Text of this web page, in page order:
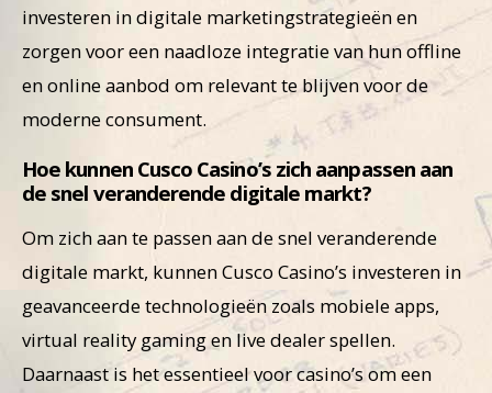
investeren in digitale marketingstrategieën en
zorgen voor een naadloze integratie van hun offline
en online aanbod om relevant te blijven voor de
moderne consument.
Hoe kunnen Cusco Casino’s zich aanpassen aan
de snel veranderende digitale markt?
Om zich aan te passen aan de snel veranderende
digitale markt, kunnen Cusco Casino’s investeren in
geavanceerde technologieën zoals mobiele apps,
virtual reality gaming en live dealer spellen.
Daarnaast is het essentieel voor casino’s om een